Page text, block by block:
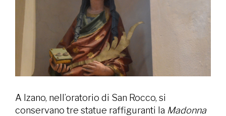
A Izano, nell’oratorio di San Rocco, si
conservano tre statue raffiguranti la Madonna